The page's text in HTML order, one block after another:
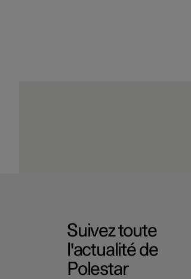
Suivez toute
l'actualité de
Polestar